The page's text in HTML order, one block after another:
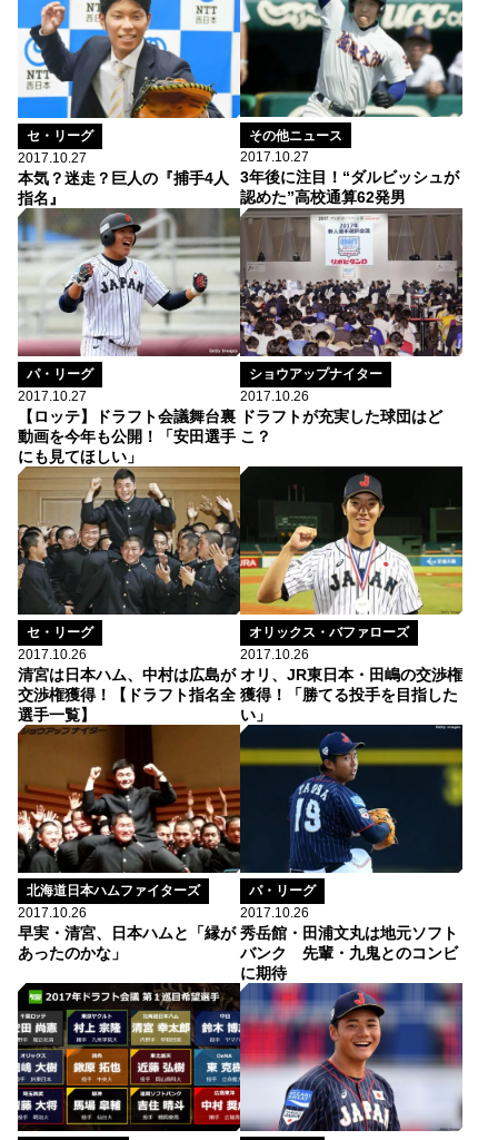
セ・リーグ
2017.10.27
本気？迷走？巨人の『捕手4人
指名』
その他ニュース
2017.10.27
3年後に注目！“ダルビッシュが
認めた”高校通算62発男
パ・リーグ
2017.10.27
【ロッテ】ドラフト会議舞台裏
動画を今年も公開！「安田選手
にも見てほしい」
ショウアップナイター
2017.10.26
ドラフトが充実した球団はど
こ？
セ・リーグ
2017.10.26
清宮は日本ハム、中村は広島が
交渉権獲得！【ドラフト指名全
選手一覧】
オリックス・バファローズ
2017.10.26
オリ、JR東日本・田嶋の交渉権
獲得！「勝てる投手を目指した
い」
北海道日本ハムファイターズ
2017.10.26
早実・清宮、日本ハムと「縁が
あったのかな」
パ・リーグ
2017.10.26
秀岳館・田浦文丸は地元ソフト
バンク 先輩・九鬼とのコンビ
に期待